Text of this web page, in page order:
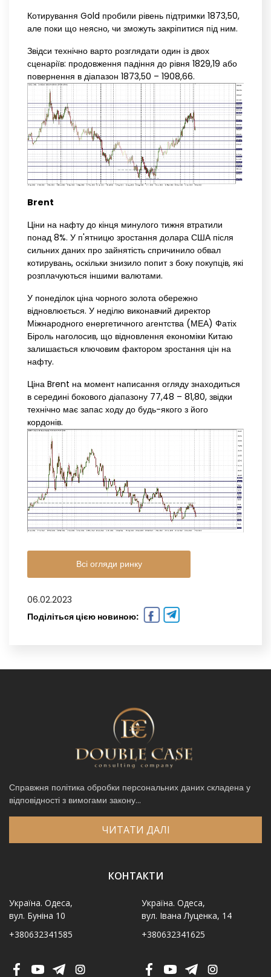
Котирування Gold пробили рівень підтримки 1873,50,
але поки що неясно, чи зможуть закріпитися під ним.
Звідси технічно варто розглядати один із двох
сценаріїв: продовження падіння до рівня 1829,19 або
повернення в діапазон 1873,50 – 1908,66.
Brent
Ціни на нафту до кінця минулого тижня втратили
понад 8%. У п'ятницю зростання долара США після
сильних даних про зайнятість спричинило обвал
котирувань, оскільки знизило попит з боку покупців, які
розплачуються іншими валютами.
У понеділок ціна чорного золота обережно
відновлюється. У неділю виконавчий директор
Міжнародного енергетичного агентства (МЕА) Фатіх
Біроль наголосив, що відновлення економіки Китаю
залишається ключовим фактором зростання цін на
нафту.
Ціна Brent на момент написання огляду знаходиться
в середині бокового діапазону 77,48 – 81,80, звідки
технічно має запас ходу до будь-якого з його
кордонів.
Всі огляди ринку
06.02.2023
Поділіться цією новиною:
Справжня політика обробки персональних даних складена у
відповідності з вимогами закону...
ЧИТАТИ ДАЛІ
КОНТАКТИ
Україна. Одеса,
вул. Буніна 10
+380632341585
Україна. Одеса,
вул. Івана Луценка, 14
+380632341625